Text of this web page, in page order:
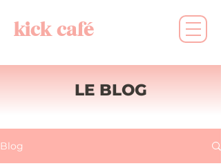
kick café
LE BLOG
Blog